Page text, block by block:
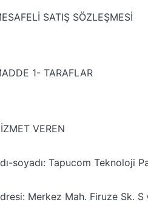
SATIŞ SÖZLEŞMESİ
1- TARAFLAR
VEREN
soyadı: Tapucom Teknoloji
Merkez Mah. Firuze Sk.